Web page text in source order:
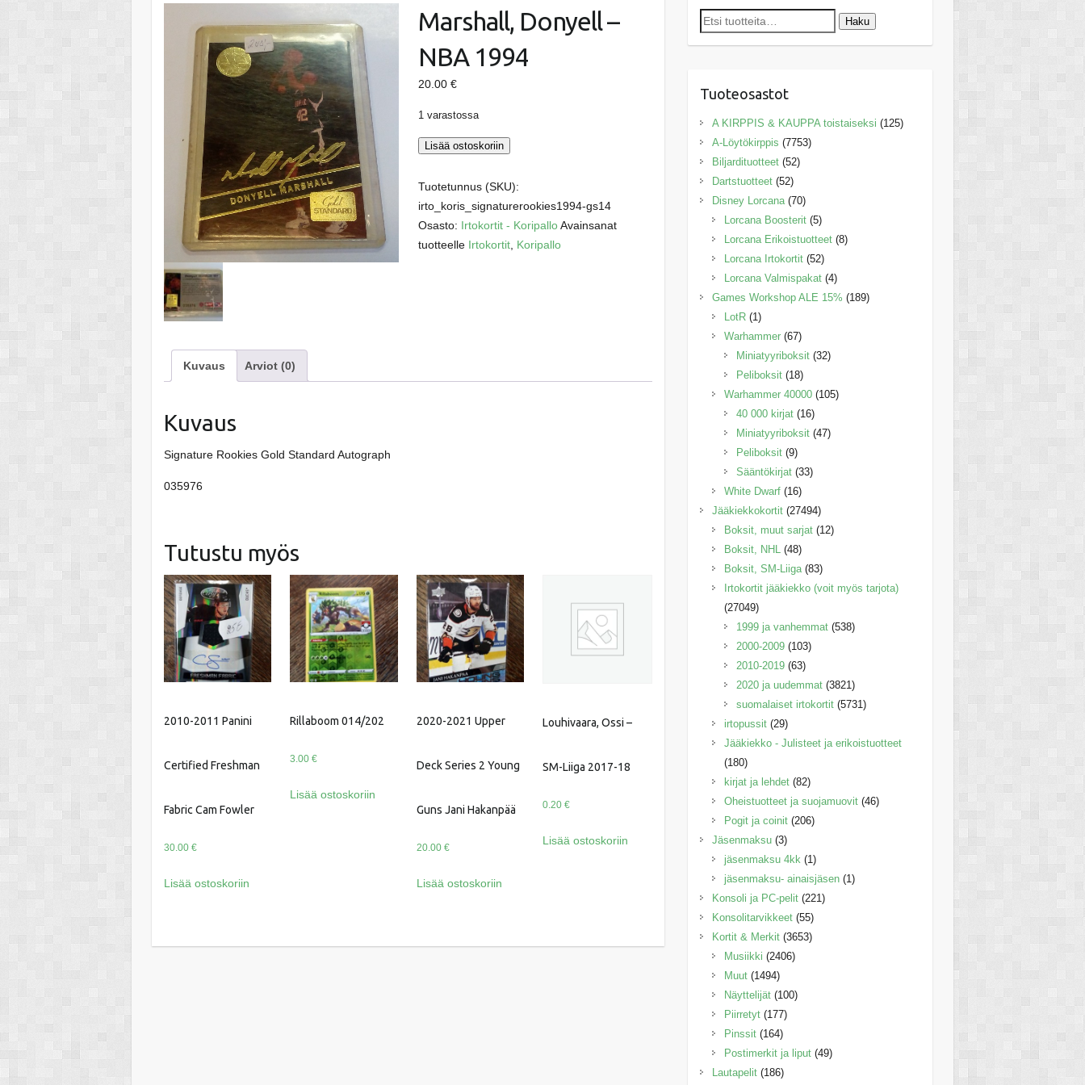
Marshall, Donyell –
NBA 1994
20.00 €
1 varastossa
Marshall,
-
NBA
1994
määrä
Lisää ostoskoriin
Tuotetunnus (SKU):
irto_koris_signaturerookies1994-gs14
Osasto: Irtokortit - Koripallo Avainsanat
tuotteelle Irtokortit, Koripallo
Kuvaus Arviot (0)
Kuvaus
Signature Rookies Gold Standard Autograph
035976
Tutustu myös
2010-2011 Panini
Certified Freshman
Fabric Cam Fowler
30.00 €
Lisää ostoskoriin
Rillaboom 014/202
3.00€
Lisää ostoskoriin
2020-2021 Upper
Deck Series 2 Young
Guns Jani Hakanpää
20.00 €
Lisää ostoskoriin
Louhivaara, Ossi –
SM-Liiga 2017-18
0.20€
Lisää ostoskoriin
Etsi: Haku
Tuoteosastot
A KIRPPIS & KAUPPA toistaiseksi (125)
A-Löytökirppis (7753)
Biljardituotteet (52)
Dartstuotteet (52)
Disney Lorcana (70)
Lorcana Boosterit (5)
Lorcana Erikoistuotteet (8)
Lorcana Irtokortit (52)
Lorcana Valmispakat (4)
Games Workshop ALE 15% (189)
LotR (1)
Warhammer (67)
Miniatyyriboksit (32)
Peliboksit (18)
Warhammer 40000 (105)
40 000 kirjat (16)
Miniatyyriboksit (47)
Peliboksit (9)
Sääntökirjat (33)
White Dwarf (16)
Jääkiekkokortit (27494)
Boksit, muut sarjat (12)
Boksit, NHL (48)
Boksit, SM-Liiga (83)
Irtokortit jääkiekko (voit myös tarjota)
(27049)
1999 ja vanhemmat (538)
2000-2009 (103)
2010-2019 (63)
2020 ja uudemmat (3821)
suomalaiset irtokortit (5731)
irtopussit (29)
Jääkiekko - Julisteet ja erikoistuotteet
(180)
kirjat ja lehdet (82)
Oheistuotteet ja suojamuovit (46)
Pogit ja coinit (206)
Jäsenmaksu (3)
jäsenmaksu 4kk (1)
jäsenmaksu- ainaisjäsen (1)
Konsoli ja PC-pelit (221)
Konsolitarvikkeet (55)
Kortit & Merkit (3653)
Musiikki (2406)
Muut (1494)
Näyttelijät (100)
Piirretyt (177)
Pinssit (164)
Postimerkit ja liput (49)
Lautapelit (186)